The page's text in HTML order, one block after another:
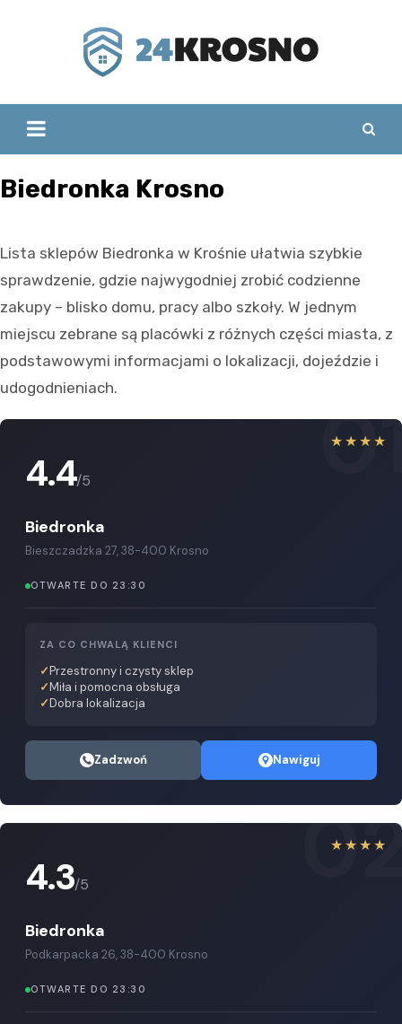
Biedronka Krosno
Lista sklepów Biedronka w Krośnie ułatwia szybkie
sprawdzenie, gdzie najwygodniej zrobić codzienne
zakupy – blisko domu, pracy albo szkoły. W jednym
miejscu zebrane są placówki z różnych części miasta, z
podstawowymi informacjami o lokalizacji, dojeździe i
udogodnieniach.
★★★★
4.4/5
Biedronka
Bieszczadzka 27, 38-400 Krosno
OTWARTE DO 23:30
ZA CO CHWALĄ KLIENCI
Przestronny i czysty sklep
Miła i pomocna obsługa
Dobra lokalizacja
Zadzwoń Nawiguj
★★★★
4.3/5
Biedronka
Podkarpacka 26, 38-400 Krosno
OTWARTE DO 23:30